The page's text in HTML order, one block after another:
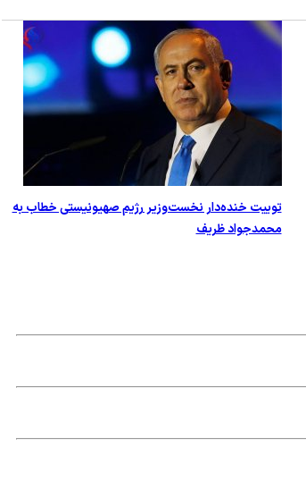
توییت خنده‌دار نخست‌وزیر رژیم صهیونیستی خطاب به
محمدجواد ظریف